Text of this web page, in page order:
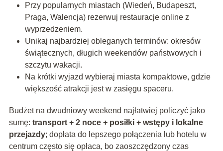
Przy popularnych miastach (Wiedeń, Budapeszt,
Praga, Walencja) rezerwuj restauracje online z
wyprzedzeniem.
Unikaj najbardziej obleganych terminów: okresów
świątecznych, długich weekendów państwowych i
szczytu wakacji.
Na krótki wyjazd wybieraj miasta kompaktowe, gdzie
większość atrakcji jest w zasięgu spaceru.
Budżet na dwudniowy weekend najłatwiej policzyć jako
sumę: transport + 2 noce + posiłki + wstępy i lokalne
przejazdy; dopłata do lepszego połączenia lub hotelu w
centrum często się opłaca, bo zaoszczędzony czas